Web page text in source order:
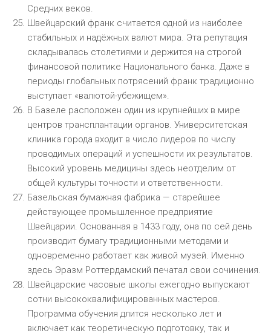
Средних веков.
Швейцарский франк считается одной из наиболее
стабильных и надёжных валют мира. Эта репутация
складывалась столетиями и держится на строгой
финансовой политике Национального банка. Даже в
периоды глобальных потрясений франк традиционно
выступает «валютой-убежищем».
В Базеле расположен один из крупнейших в мире
центров трансплантации органов. Университетская
клиника города входит в число лидеров по числу
проводимых операций и успешности их результатов.
Высокий уровень медицины здесь неотделим от
общей культуры точности и ответственности.
Базельская бумажная фабрика — старейшее
действующее промышленное предприятие
Швейцарии. Основанная в 1433 году, она по сей день
производит бумагу традиционными методами и
одновременно работает как живой музей. Именно
здесь Эразм Роттердамский печатал свои сочинения.
Швейцарские часовые школы ежегодно выпускают
сотни высококвалифицированных мастеров.
Программа обучения длится несколько лет и
включает как теоретическую подготовку, так и